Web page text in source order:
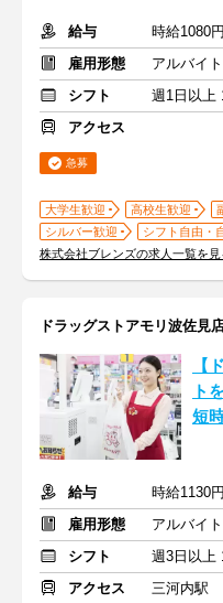
給与
時給1080
雇用形態
アルバイ
シフト
週1日以上
アクセス
急募
大学生歓迎 高校生歓迎
シルバー歓迎
シフト自由・
株式会社ブレンズの求人一覧を見
ドラッグストアモリ波佐見
【
ト
短
給与
時給1130
雇用形態
アルバイ
シフト
週3日以上
アクセス
三河内駅